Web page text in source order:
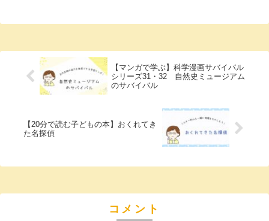
【マンガで学ぶ】科学漫画サバイバル
シリーズ31・32 自然史ミュージアム
のサバイバル
【20分で読む子どもの本】おくれてき
た名探偵
コメント